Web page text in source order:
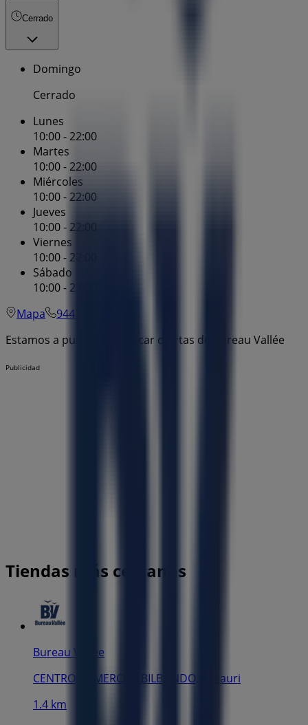
Cerrado
Domingo
Cerrado
Lunes
10:00 - 22:00
Martes
10:00 - 22:00
Miércoles
10:00 - 22:00
Jueves
10:00 - 22:00
Viernes
10:00 - 22:00
Sábado
10:00 - 22:00
Mapa
944 32 00 03
Estamos a punto de publicar ofertas de Bureau Vallée
Publicidad
Tiendas más cercanas
Bureau Vallée
CENTRO COMERCIAL BILBONDO, Basauri
1.4 km